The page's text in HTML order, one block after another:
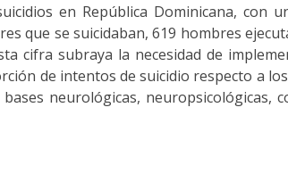
en República Dominicana, con
que se suicidaban, 619 hombres
cifra subraya la necesidad de
de intentos de suicidio respecto a
neurológicas, neuropsicológicas,